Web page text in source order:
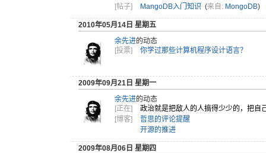
[帖子]
MangoDB入门知识 (来自: MongoDB)
2010年05月14日 星期五
余先进的动态
[投票]
你学过那些计算机程序设计语言？
2009年09月21日 星期一
余先进的动态
[正在]
政治就是把敌人的人搞得少少的，把自
[博客]
哲思的评论提醒
开源的推进
2009年08月06日 星期四